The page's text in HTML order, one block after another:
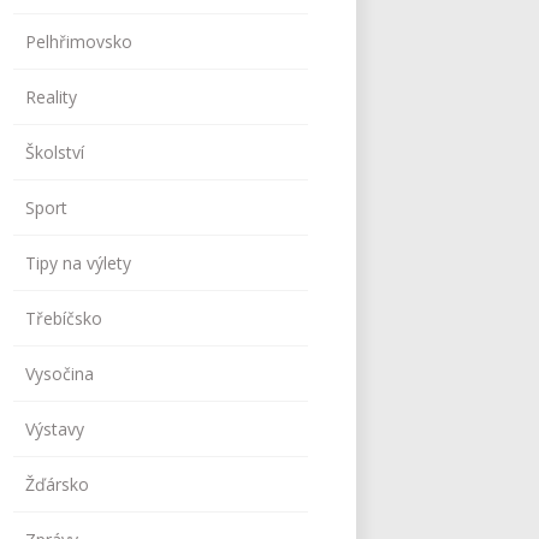
Pelhřimovsko
Reality
Školství
Sport
Tipy na výlety
Třebíčsko
Vysočina
Výstavy
Žďársko